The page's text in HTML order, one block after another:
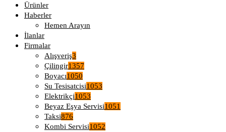
Ürünler
Haberler
Hemen Arayın
İlanlar
Firmalar
Alışveriş3
Çilingir1357
Boyacı1050
Su Tesisatcisi1053
Elektrikçi1053
Beyaz Eşya Servisi1051
Taksi876
Kombi Servisi1052